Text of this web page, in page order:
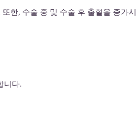
한, 수술 중 및 수술 후 출혈을 증가시
니다.